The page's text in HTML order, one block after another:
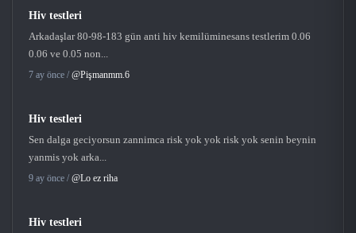
Hiv testleri
Arkadaşlar 80-98-183 gün anti hiv kemilüminesans testlerim 0.06
0.06 ve 0.05 non...
7 ay önce / @Pişmanmm.6
Hiv testleri
Sen dalga geciyorsun zannimca risk yok yok risk yok senin beynin
yanmis yok arka...
9 ay önce / @Lo ez riha
Hiv testleri